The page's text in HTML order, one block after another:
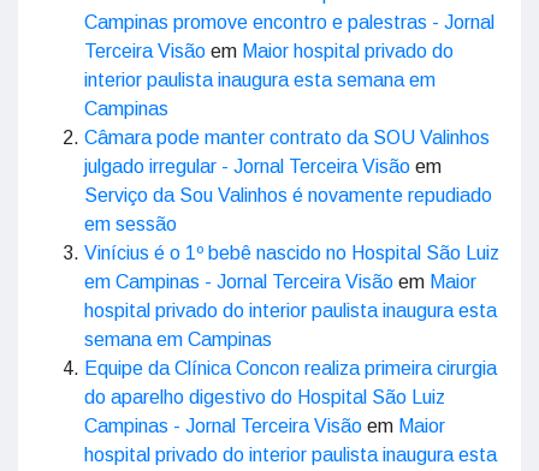
Campinas promove encontro e palestras - Jornal
Terceira Visão em Maior hospital privado do
interior paulista inaugura esta semana em
Campinas
Câmara pode manter contrato da SOU Valinhos
julgado irregular - Jornal Terceira Visão em
Serviço da Sou Valinhos é novamente repudiado
em sessão
Vinícius é o 1º bebê nascido no Hospital São Luiz
em Campinas - Jornal Terceira Visão em Maior
hospital privado do interior paulista inaugura esta
semana em Campinas
Equipe da Clínica Concon realiza primeira cirurgia
do aparelho digestivo do Hospital São Luiz
Campinas - Jornal Terceira Visão em Maior
hospital privado do interior paulista inaugura esta